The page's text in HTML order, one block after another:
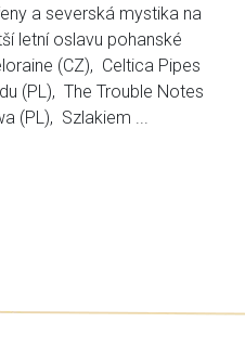
a severská mystika na
letní oslavu pohanské
(CZ), Celtica Pipes
(PL), The Trouble Notes
(PL), Szlakiem ...